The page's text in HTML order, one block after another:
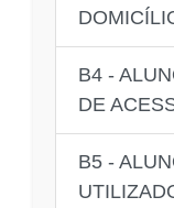
B4 -
DE
B5 -